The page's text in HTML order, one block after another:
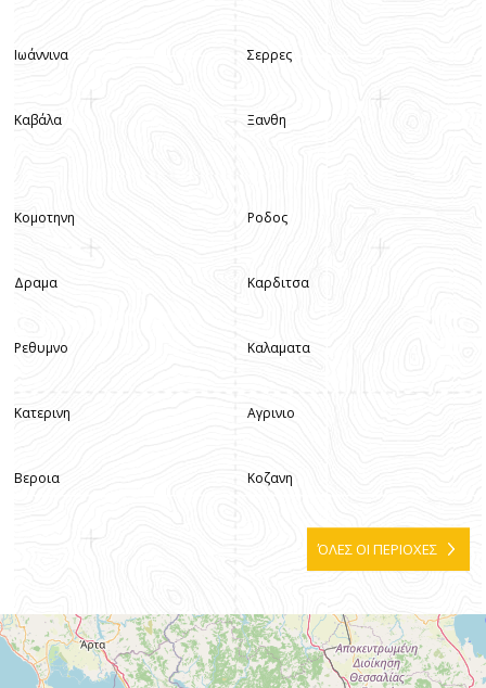
Ιωάννινα
Καβάλα
Σερρες
Ξανθη
Κομοτηνη
Δραμα
Ρεθυμνο
Κατερινη
Βεροια
Ροδος
Καρδιτσα
Καλαματα
Αγρινιο
Κοζανη
ΌΛΕΣ ΟΙ ΠΕΡΙΟΧΕΣ